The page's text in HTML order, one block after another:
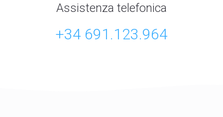
Assistenza telefonica
+34 691.123.964